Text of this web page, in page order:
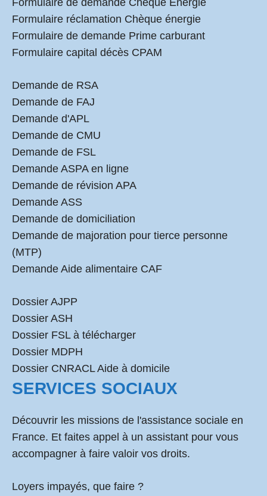
Formulaire de demande Chèque Énergie
Formulaire réclamation Chèque énergie
Formulaire de demande Prime carburant
Formulaire capital décès CPAM
Demande de RSA
Demande de FAJ
Demande d'APL
Demande de CMU
Demande de FSL
Demande ASPA en ligne
Demande de révision APA
Demande ASS
Demande de domiciliation
Demande de majoration pour tierce personne
(MTP)
Demande Aide alimentaire CAF
Dossier AJPP
Dossier ASH
Dossier FSL à télécharger
Dossier MDPH
Dossier CNRACL Aide à domicile
SERVICES SOCIAUX
Découvrir les missions de l'assistance sociale en
France. Et faites appel à un assistant pour vous
accompagner à faire valoir vos droits.
Loyers impayés, que faire ?